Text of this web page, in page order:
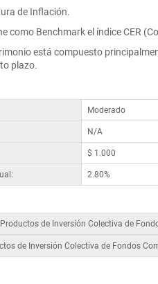
de Inflación.
como Benchmark el índice CER
está compuesto
plazo.
Moderado
N/A
$ 1.000
2.80%
de Inversión Colectiva de
de Inversión Colectiva de Fondos